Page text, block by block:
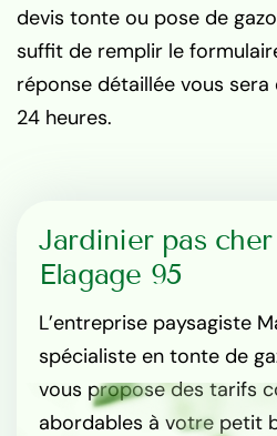
devis tonte ou pose de
suffit de remplir le
réponse détaillée vous sera
24 heures.
Jardinier pas
Elagage 95
L’entreprise paysagiste
spécialiste en tonte de
vous propose des tarifs
abordables à votre petit